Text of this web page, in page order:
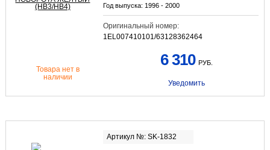
Год выпуска: 1996 - 2000
Оригинальный номер:
1EL007410101/63128362464
Товара нет в
наличии
6 310 РУБ.
Уведомить
Артикул №: SK-1832